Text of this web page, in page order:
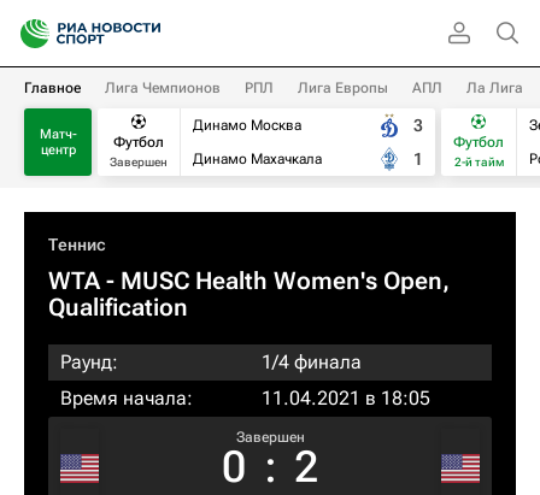
Главное Лига Чемпионов РПЛ Лига Европы АПЛ Ла Лига
Матч-
центр
Футбол
Завершен
Динамо Москва
Динамо Махачкала
3
1
Футбол
2-й тайм
Теннис
WTA- MUSC Health Women's Open,
Qualification
Раунд:
1/4 финала
Время начала:
11.04.2021 в 18:05
Завершен
0 : 2